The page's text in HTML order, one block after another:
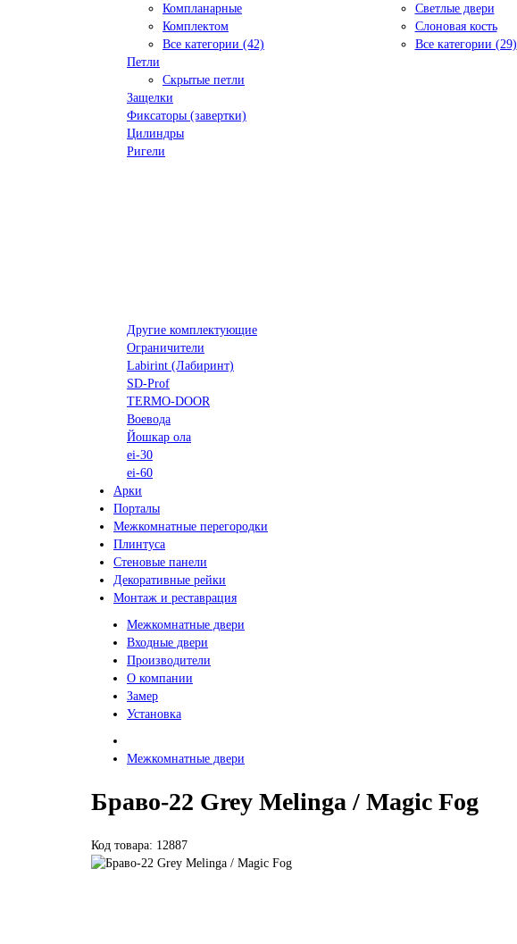
Компланарные
Комплектом
Все категории (42)
Светлые двери
Слоновая кость
Все категории (29)
Петли
Скрытые петли
Защелки
Фиксаторы (завертки)
Цилиндры
Ригели
Другие комплектующие
Ограничители
Labirint (Лабиринт)
SD-Prof
TERMO-DOOR
Воевода
Йошкар ола
ei-30
ei-60
Арки
Порталы
Межкомнатные перегородки
Плинтуса
Стеновые панели
Декоративные рейки
Монтаж и реставрация
Межкомнатные двери
Входные двери
Производители
О компании
Замер
Установка
Межкомнатные двери
Браво-22 Grey Melinga / Magic Fog
Код товара: 12887